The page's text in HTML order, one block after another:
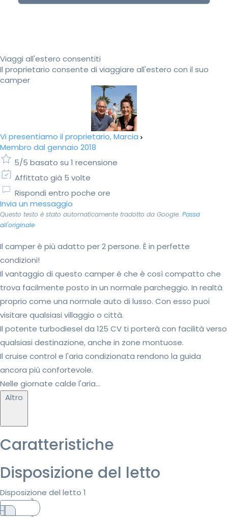
Viaggi all'estero consentiti
Il proprietario consente di viaggiare all'estero con il suo
camper
Vi presentiamo il proprietario, Marcia
Membro dal gennaio 2018
5/5 basato su 1 recensione
Affittato già 5 volte
Rispondi entro poche ore
Invia un messaggio
Questo testo è stato automaticamente tradotto da Google. Passa
all'originale
Il camper è più adatto per 2 persone. È in perfette
condizioni!
Il vantaggio di questo camper è che è così compatto che
trova facilmente posto in un normale parcheggio. In realtà
proprio come una normale auto di lusso. Con esso puoi
visitare qualsiasi villaggio o città.
Il potente turbodiesel da 125 CV ti porterà con facilità verso
qualsiasi destinazione, anche in zone montuose.
Il cruise control e l'aria condizionata rendono la guida
ancora più confortevole.
Nelle giornate calde l'aria...
Altro
Caratteristiche
Disposizione del letto
Disposizione del letto 1